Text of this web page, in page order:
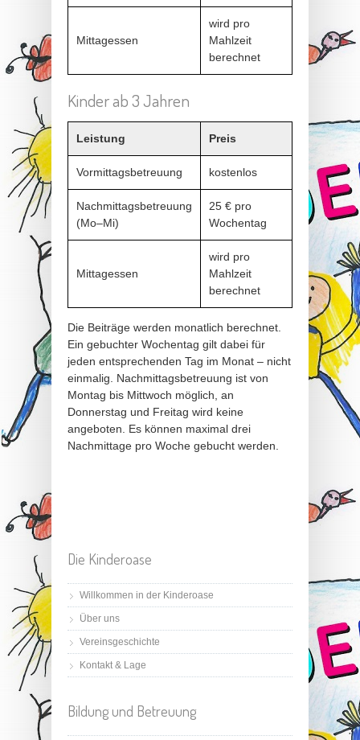
Mittagessen
wird pro
Mahlzeit
berechnet
Kinder ab 3 Jahren
Leistung Preis
Vormittagsbetreuung kostenlos
Nachmittagsbetreuung
(Mo–Mi)
25 € pro
Wochentag
Mittagessen
wird pro
Mahlzeit
berechnet
Die Beiträge werden monatlich berechnet.
Ein gebuchter Wochentag gilt dabei für
jeden entsprechenden Tag im Monat – nicht
einmalig. Nachmittagsbetreuung ist von
Montag bis Mittwoch möglich, an
Donnerstag und Freitag wird keine
angeboten. Es können maximal drei
Nachmittage pro Woche gebucht werden.
Die Kinderoase
Willkommen in der Kinderoase
Über uns
Vereinsgeschichte
Kontakt & Lage
Bildung und Betreuung